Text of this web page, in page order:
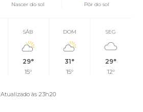
Nascer do sol Pôr do sol
SÁB
29°
15°
DOM
31°
15°
SEG
29°
12°
Atualizado às 23h20